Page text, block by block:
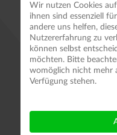
erforderlich, das
Pilzarten wie z.
gehören
Fliegenpilz, der
und Milchlinge
Wir nutzen Cookies
ihnen sind essenziell
andere uns helfen,
Nutzererfahrung zu
können selbst
möchten. Bitte
womöglich nicht mehr
Verfügung stehen.